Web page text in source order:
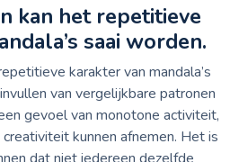
kan het repetitieve
saai worden.
karakter van mandala’s
van vergelijkbare patronen
gevoel van monotone activiteit,
kunnen afnemen. Het is